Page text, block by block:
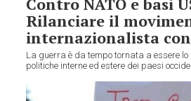
Rilanciare il
internazionalista
La guerra è da tempo tornata a essere
politiche interne ed estere dei paesi